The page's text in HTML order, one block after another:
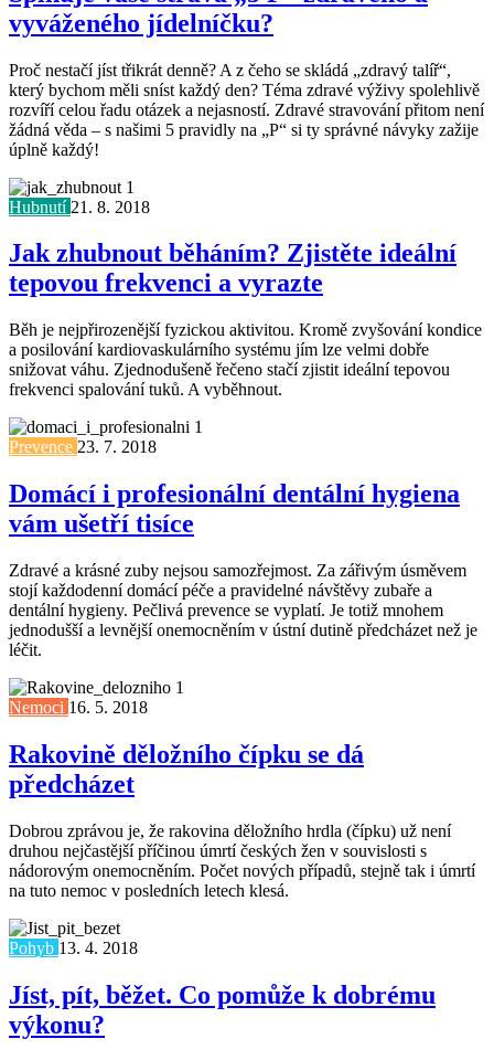
vyváženého jídelníčku?
Proč nestačí jíst třikrát denně? A z čeho se skládá „zdravý talíř“,
který bychom měli sníst každý den? Téma zdravé výživy spolehlivě
rozvíří celou řadu otázek a nejasností. Zdravé stravování přitom není
žádná věda – s našimi 5 pravidly na „P“ si ty správné návyky zažije
úplně každý!
Hubnutí 21. 8. 2018
Jak zhubnout běháním? Zjistěte ideální
tepovou frekvenci a vyrazte
Běh je nejpřirozenější fyzickou aktivitou. Kromě zvyšování kondice
a posilování kardiovaskulárního systému jím lze velmi dobře
snižovat váhu. Zjednodušeně řečeno stačí zjistit ideální tepovou
frekvenci spalování tuků. A vyběhnout.
Prevence 23. 7. 2018
Domácí i profesionální dentální hygiena
vám ušetří tisíce
Zdravé a krásné zuby nejsou samozřejmost. Za zářivým úsměvem
stojí každodenní domácí péče a pravidelné návštěvy zubaře a
dentální hygieny. Pečlivá prevence se vyplatí. Je totiž mnohem
jednodušší a levnější onemocněním v ústní dutině předcházet než je
léčit.
Nemoci 16. 5. 2018
Rakovině děložního čípku se dá
předcházet
Dobrou zprávou je, že rakovina děložního hrdla (čípku) už není
druhou nejčastější příčinou úmrtí českých žen v souvislosti s
nádorovým onemocněním. Počet nových případů, stejně tak i úmrtí
na tuto nemoc v posledních letech klesá.
Pohyb 13. 4. 2018
Jíst, pít, běžet. Co pomůže k dobrému
výkonu?